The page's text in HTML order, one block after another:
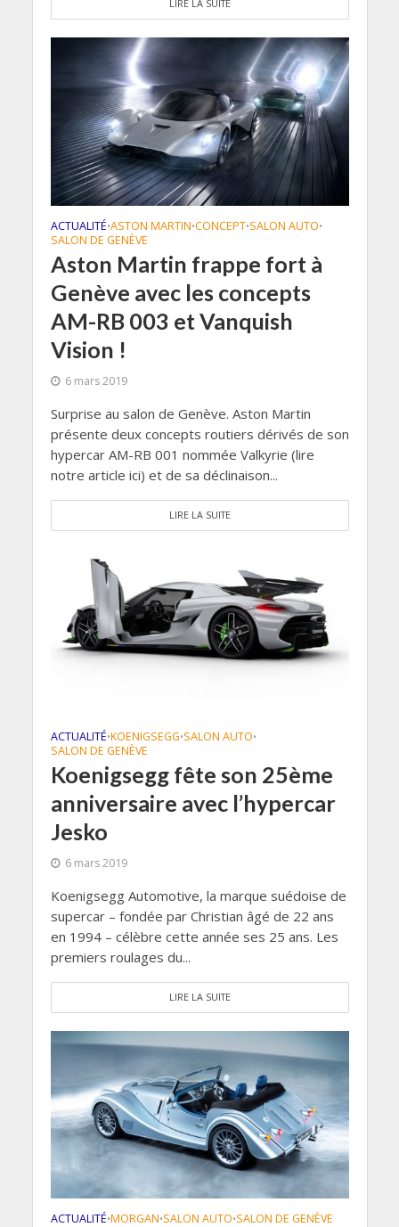
LIRE LA SUITE
ACTUALITÉ•ASTON MARTIN•CONCEPT•SALON AUTO•
SALON DE GENÈVE
Aston Martin frappe fort à
Genève avec les concepts
AM-RB 003 et Vanquish
Vision !
6 mars 2019
Surprise au salon de Genève. Aston Martin
présente deux concepts routiers dérivés de son
hypercar AM-RB 001 nommée Valkyrie (lire
notre article ici) et de sa déclinaison...
LIRE LA SUITE
ACTUALITÉ•KOENIGSEGG•SALON AUTO•
SALON DE GENÈVE
Koenigsegg fête son 25ème
anniversaire avec l’hypercar
Jesko
6 mars 2019
Koenigsegg Automotive, la marque suédoise de
supercar – fondée par Christian âgé de 22 ans
en 1994 – célèbre cette année ses 25 ans. Les
premiers roulages du...
LIRE LA SUITE
ACTUALITÉ•MORGAN•SALON AUTO•SALON DE GENÈVE